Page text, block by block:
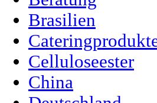
Brasilien
Celluloseester
China